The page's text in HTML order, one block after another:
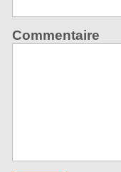
Commentaire